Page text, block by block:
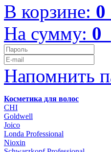
В корзине: 0
На сумму: 0
Напомнить
Косметика для волос
CHI
Goldwell
Joico
Londa Professional
Nioxin